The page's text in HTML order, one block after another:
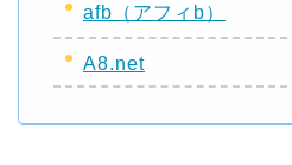
afb（アフィb）
A8.net